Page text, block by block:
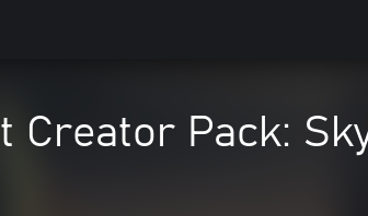
Creator Pack: